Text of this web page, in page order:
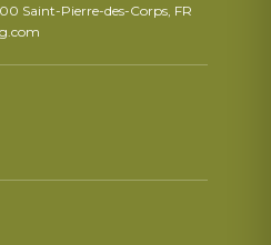
Saint-Pierre-des-Corps, FR